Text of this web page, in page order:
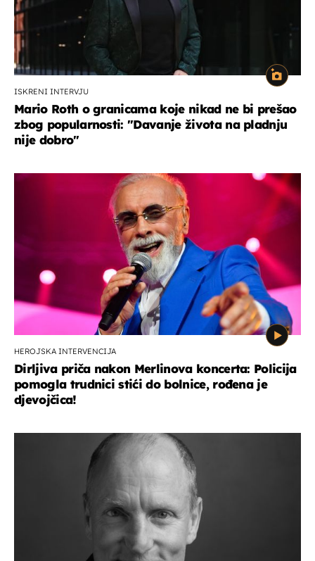
ISKRENI INTERVJU
Mario Roth o granicama koje nikad ne bi prešao
zbog popularnosti: "Davanje života na pladnju
nije dobro"
HEROJSKA INTERVENCIJA
Dirljiva priča nakon Merlinova koncerta: Policija
pomogla trudnici stići do bolnice, rođena je
djevojčica!